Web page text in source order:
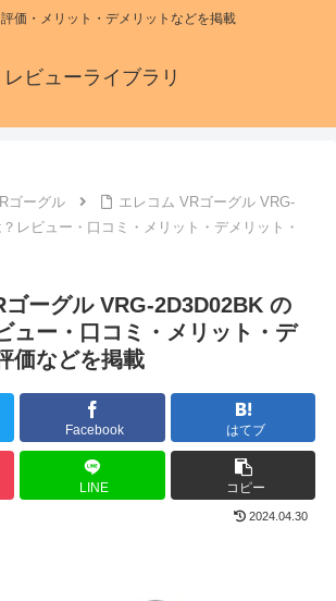
価・メリット・デメリットなどを掲載
レビューライブラリ
ゴーグル
エレコム VRゴーグル VRG-
レビュー・口コミ・メリット・デメリット・
ゴーグル VRG-2D3D02BK の
ュー・口コミ・メリット・デ
価などを掲載
Facebook はてブ
LINE コピー
2024.04.30